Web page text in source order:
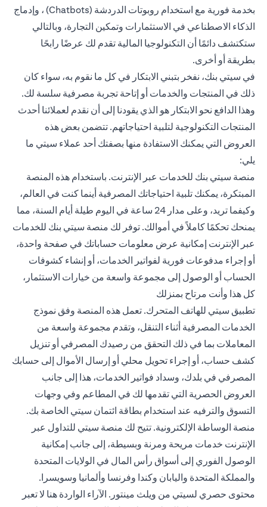
بخدمة فورية مع استخدام روبوتات الدردشة (Chatbots) ، وإدماج
الذكاء الاصطناعي في الاستثمارات وتمكين التجارة، وبالتالي
ستكتشف دائمًا أن التكنولوجيا المالية تقدم لك عرضًا رابحًا
بطريقة أو أخرى.
في سيتي بنك، نفخر بتبني الابتكار في كل ما نقوم به، سواء كان
ذلك في المنتجات والخدمات أو إتاحة تجربة مصرفية سلسة لك.
وهذا الدافع نحو الابتكار هو الذي يقودنا إلى أن نقدم لعملائنا أحدث
المنتجات التكنولوجية لتلبية احتياجاتهم. تتضمن بعض هذه
العروض التي يمكنك الاستفادة منها بصفتك أحد عملاء سيتي ما
يلي:
منصة سيتي بنك للخدمات عبر الإنترنت. باستخدام هذه المنصة
المبتكرة، يمكنك تلبية احتياجاتك المصرفية أينما كنت في العالم،
وكيفما تريد، وعلى مدار 24 ساعة في اليوم طيلة أيام السنة، مما
يمنحك تحكمًا كاملاً في أموالك. توفر لك منصة سيتي بنك للخدمات
عبر الإنترنت إمكانية عرض معلومات حساباتك في صفحة واحدة،
أو إجراء مدفوعات فورية لفواتير الخدمات، أو إنشاء كشوفات
الحساب أو الوصول إلى مجموعة واسعة من خيارات الاستثمار،
كل هذا وأنت مرتاح بمنزلك
تطبيق سيتي للهاتف المتحرك. تعمل هذه المنصة وفق نموذج
الخدمات المصرفية أثناء التنقل، وتقدم مجموعة واسعة من
المعاملات بما في ذلك التحقق من رصيدك المصرفي أو تنزيل
كشف حساب، أو إجراء تحويل محلي أو إرسال الأموال إلى حسابك
المصرفي في بلدك، وسداد فواتير الخدمات، هذا إلى جانب
العروض الحصرية التي تقدمها لك في المطاعم وفي وجهات
التسوق والترفيه عند استخدام بطاقة ائتمان سيتي الخاصة بك.
منصة الوساطة الإلكترونية. تتيح لك منصة سيتي للتداول عبر
الإنترنت خدمات مريحة ومرنة وبسيطة، إلى جانب إمكانية
الوصول الفوري إلى أسواق رأس المال في الولايات المتحدة
والمملكة المتحدة واليابان وكندا وفرنسا وألمانيا وسويسرا.
محتوى حصري لسيتي من ويلث مينتور. الآراء الواردة هنا لا تعبر